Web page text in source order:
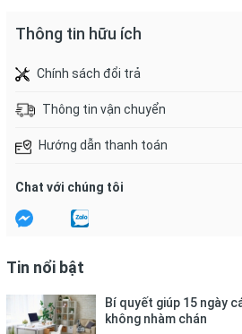
Thông tin hữu ích
Chính sách đổi trả
Thông tin vận chuyển
Hướng dẫn thanh toán
Chat với chúng tôi
Tin nổi bật
Bí quyết giúp 15 ngày
không nhàm chán